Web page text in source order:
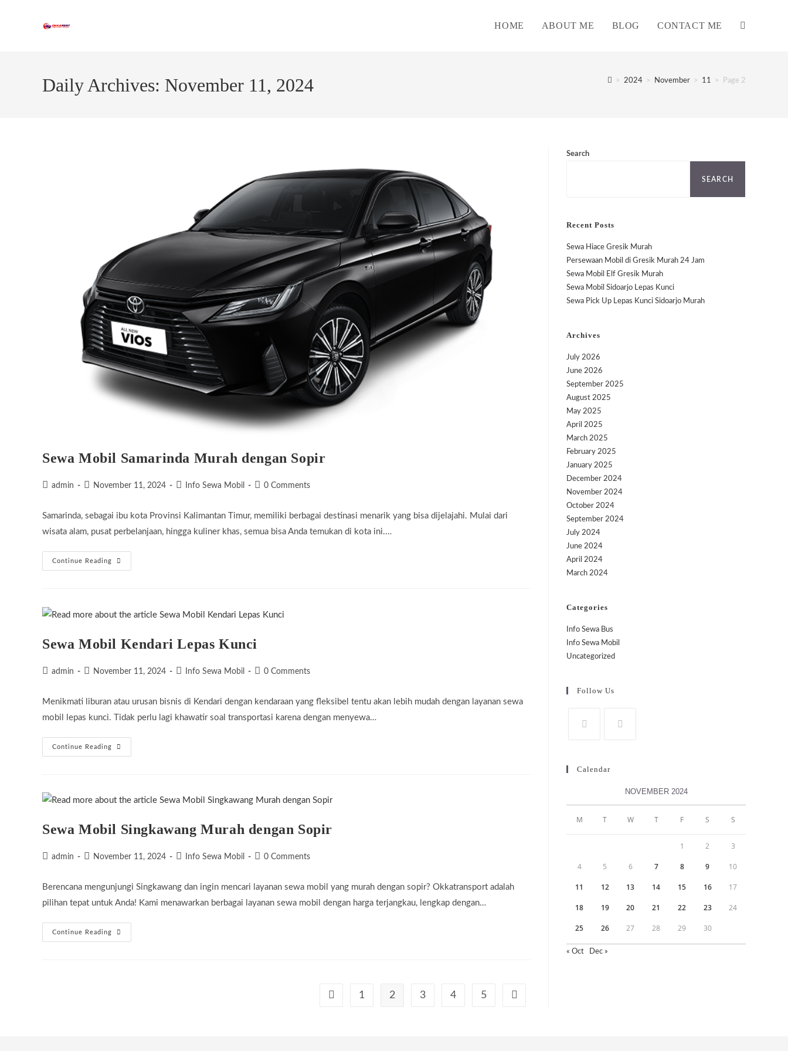
HOME ABOUT ME BLOG CONTACT ME
WEBSITE
Daily Archives: November 11, 2024 > 2024 > November > 11 > Page 2
Sewa Mobil Samarinda Murah dengan Sopir
Postadmin
PostNovember 11, 2024
PostInfo Sewa Mobil
Post0 Comments
Samarinda, sebagai ibu kota Provinsi Kalimantan Timur, memiliki berbagai destinasi menarik yang bisa dijelajahi. Mulai dari
wisata alam, pusat perbelanjaan, hingga kuliner khas, semua bisa Anda temukan di kota ini.…
Continue Reading
Sewa
Mobil
Sewa Mobil Kendari Lepas Kunci
Postadmin
PostNovember 11, 2024
PostInfo Sewa Mobil
Post0 Comments
Menikmati liburan atau urusan bisnis di Kendari dengan kendaraan yang fleksibel tentu akan lebih mudah dengan layanan sewa
mobil lepas kunci. Tidak perlu lagi khawatir soal transportasi karena dengan menyewa…
Continue Reading
Sewa
Mobil
Sewa Mobil Singkawang Murah dengan Sopir
Postadmin
PostNovember 11, 2024
PostInfo Sewa Mobil
Post0 Comments
Berencana mengunjungi Singkawang dan ingin mencari layanan sewa mobil yang murah dengan sopir? Okkatransport adalah
pilihan tepat untuk Anda! Kami menawarkan berbagai layanan sewa mobil dengan harga terjangkau, lengkap dengan…
Continue Reading
Sewa
Mobil
Go to the previous page
1 2 3 4 5 Go to the next page
Search
SEARCH
Recent Posts
Sewa Hiace Gresik Murah
Persewaan Mobil di Gresik Murah 24 Jam
Sewa Mobil Elf Gresik Murah
Sewa Mobil Sidoarjo Lepas Kunci
Sewa Pick Up Lepas Kunci Sidoarjo Murah
Archives
July 2026
June 2026
September 2025
August 2025
May 2025
April 2025
March 2025
February 2025
January 2025
December 2024
November 2024
October 2024
September 2024
July 2024
June 2024
April 2024
March 2024
Categories
Info Sewa Bus
Info Sewa Mobil
Uncategorized
Follow Us
Calendar
NOVEMBER 2024
M T W T F S S
1 2 3
4 5 6 7 8 9 10
11 12 13 14 15 16 17
18 19 20 21 22 23 24
25 26 27 28 29 30
« Oct Dec »